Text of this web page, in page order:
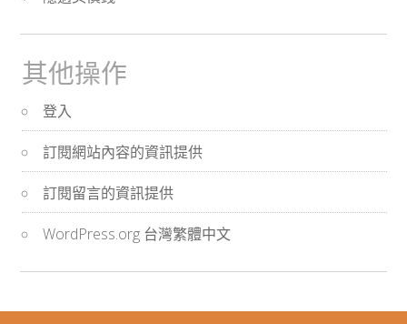
其他操作
登入
訂閱網站內容的資訊提供
訂閱留言的資訊提供
WordPress.org 台灣繁體中文